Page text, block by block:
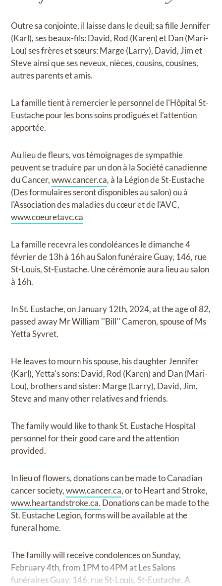
Outre sa conjointe, il laisse dans le deuil; sa fille Jennifer
(Karl), ses beaux-fils: David, Rod (Karen) et Dan (Mari-
Lou) ses frères et sœurs: Marge (Larry), David, Jim et
Steve ainsi que ses neveux, nièces, cousins, cousines,
autres parents et amis.
La famille tient à remercier le personnel de l'Hôpital St-
Eustache pour les bons soins prodigués et l'attention
apportée.
Au lieu de fleurs, vos témoignages de sympathie
peuvent se traduire par un don à la Société canadienne
du Cancer,www.cancer.ca, à la Légion de St-Eustache
(Des formulaires seront disponibles au salon) ou à
l'Association des maladies du cœur et de l'AVC,
www.coeuretavc.ca
La famille recevra les condoléances le dimanche 4
février de 13h à 16h au Salon funéraire Guay, 146, rue
St-Louis, St-Eustache. Une cérémonie aura lieu au salon
à 16h.
In St. Eustache, on January 12th, 2024, at the age of 82,
passed away Mr William ''Bill'' Cameron, spouse of Ms
Yetta Syvret.
He leaves to mourn his spouse, his daughter Jennifer
(Karl), Yetta's sons: David, Rod (Karen) and Dan (Mari-
Lou), brothers and sister: Marge (Larry), David, Jim,
Steve and many other relatives and friends.
The family would like to thank St. Eustache Hospital
personnel for their good care and the attention
provided.
In lieu of flowers, donations can be made to Canadian
cancer society,www.cancer.ca, or to Heart and Stroke,
www.heartandstroke.ca. Donations can be made to the
St. Eustache Legion, forms will be available at the
funeral home.
The familly will receive condolences on Sunday,
February 4th, from 1PM to 4PM at Les Salons
funéraires Guay, 146, rue St-Louis, St-Eustache. A